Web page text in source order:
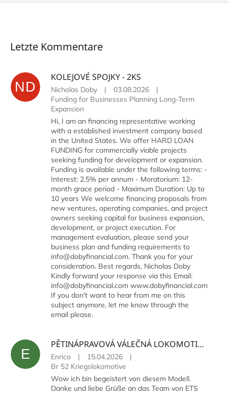
Letzte Kommentare
ND
KOLEJOVÉ SPOJKY - 2KS
Nicholas Doby | 03.08.2026
|
Funding for Businesses Planning Long-Term
Expansion
Hi, I am an financing representative working
with a established investment company based
in the United States. We offer HARD LOAN
FUNDING for commercially viable projects
seeking funding for development or expansion.
Funding is available under the following terms: -
Interest: 2.5% per annum - Moratorium: 12-
month grace period - Maximum Duration: Up to
10 years We welcome financing proposals from
new ventures, operating companies, and project
owners seeking capital for business expansion,
development, or project execution. For
management evaluation, please send your
business plan and funding requirements to
info@dobyfinancial.com. Thank you for your
consideration. Best regards, Nicholas Doby
Kindly forward your response via this Email:
info@dobyfinancial.com www.dobyfinancial.com
If you don't want to hear from me on this
subject anymore, let me know through the
email please.
E
PĚTINÁPRAVOVÁ VÁLEČNÁ LOKOMOTIVA DR, ŘADY 52 S VANOVÝM TENDREM, BEZ DEFLEKTORŮ
Enrico | 15.04.2026
|
Br 52 Kriegslokomotive
Wow ich bin begeistert von diesem Modell.
Danke und liebe Grüße an das Team von ETS